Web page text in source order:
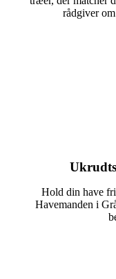
rådgiver
Hold din have
Havemanden i